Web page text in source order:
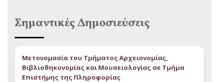
Σημαντικές Δημοσιεύσεις
Μετονομασία του Τμήματος Αρχειονομίας,
Βιβλιοθηκονομίας και Μουσειολογίας σε Τμήμα
Επιστήμης της Πληροφορίας